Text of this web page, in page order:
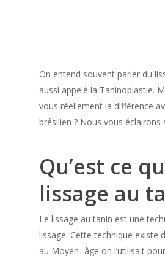
On entend souvent parler du
aussi appelé la Taninoplastie.
vous réellement la différence
brésilien ? Nous vous éclairons
Qu’est ce
lissage au
Le lissage au tanin est une
lissage. Cette technique existe
au Moyen- âge on l’utilisait